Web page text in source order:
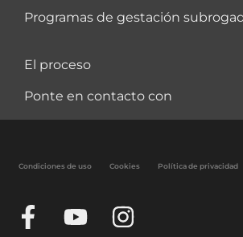
Programas de gestación
El proceso
Ponte en contacto con
Condiciones de uso Cookies Política de privacidad